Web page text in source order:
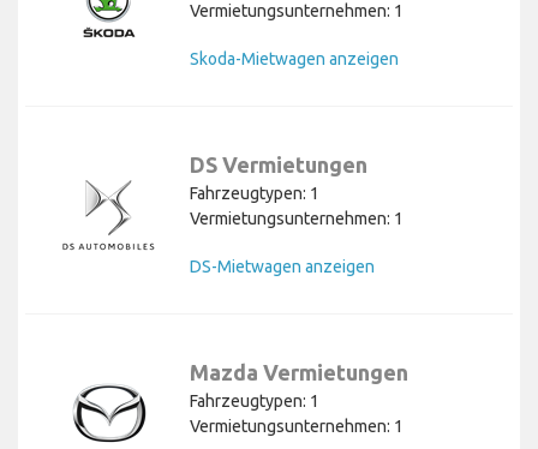
Vermietungsunternehmen: 1
Skoda-Mietwagen anzeigen
DS Vermietungen
Fahrzeugtypen: 1
Vermietungsunternehmen: 1
DS-Mietwagen anzeigen
Mazda Vermietungen
Fahrzeugtypen: 1
Vermietungsunternehmen: 1